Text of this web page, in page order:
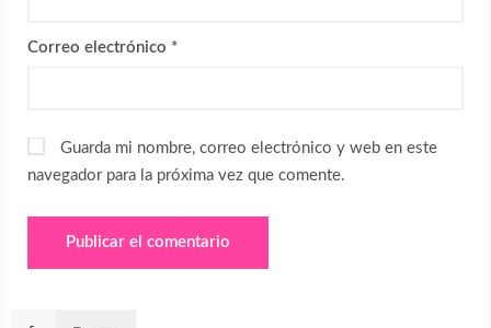
Correo electrónico *
Guarda mi nombre, correo electrónico y web en este
navegador para la próxima vez que comente.